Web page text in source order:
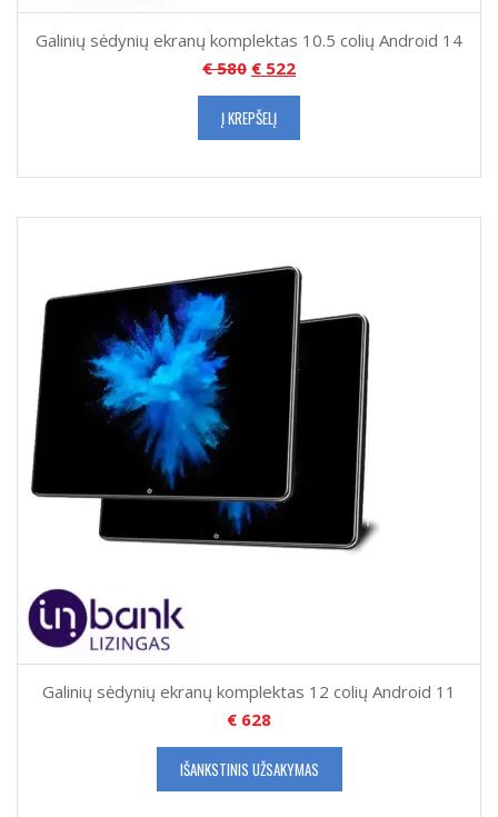
Galinių sėdynių ekranų komplektas 10.5 colių Android 14
€580 € 522
Į KREPŠELĮ
Galinių sėdynių ekranų komplektas 12 colių Android 11
€ 628
IŠANKSTINIS UŽSAKYMAS